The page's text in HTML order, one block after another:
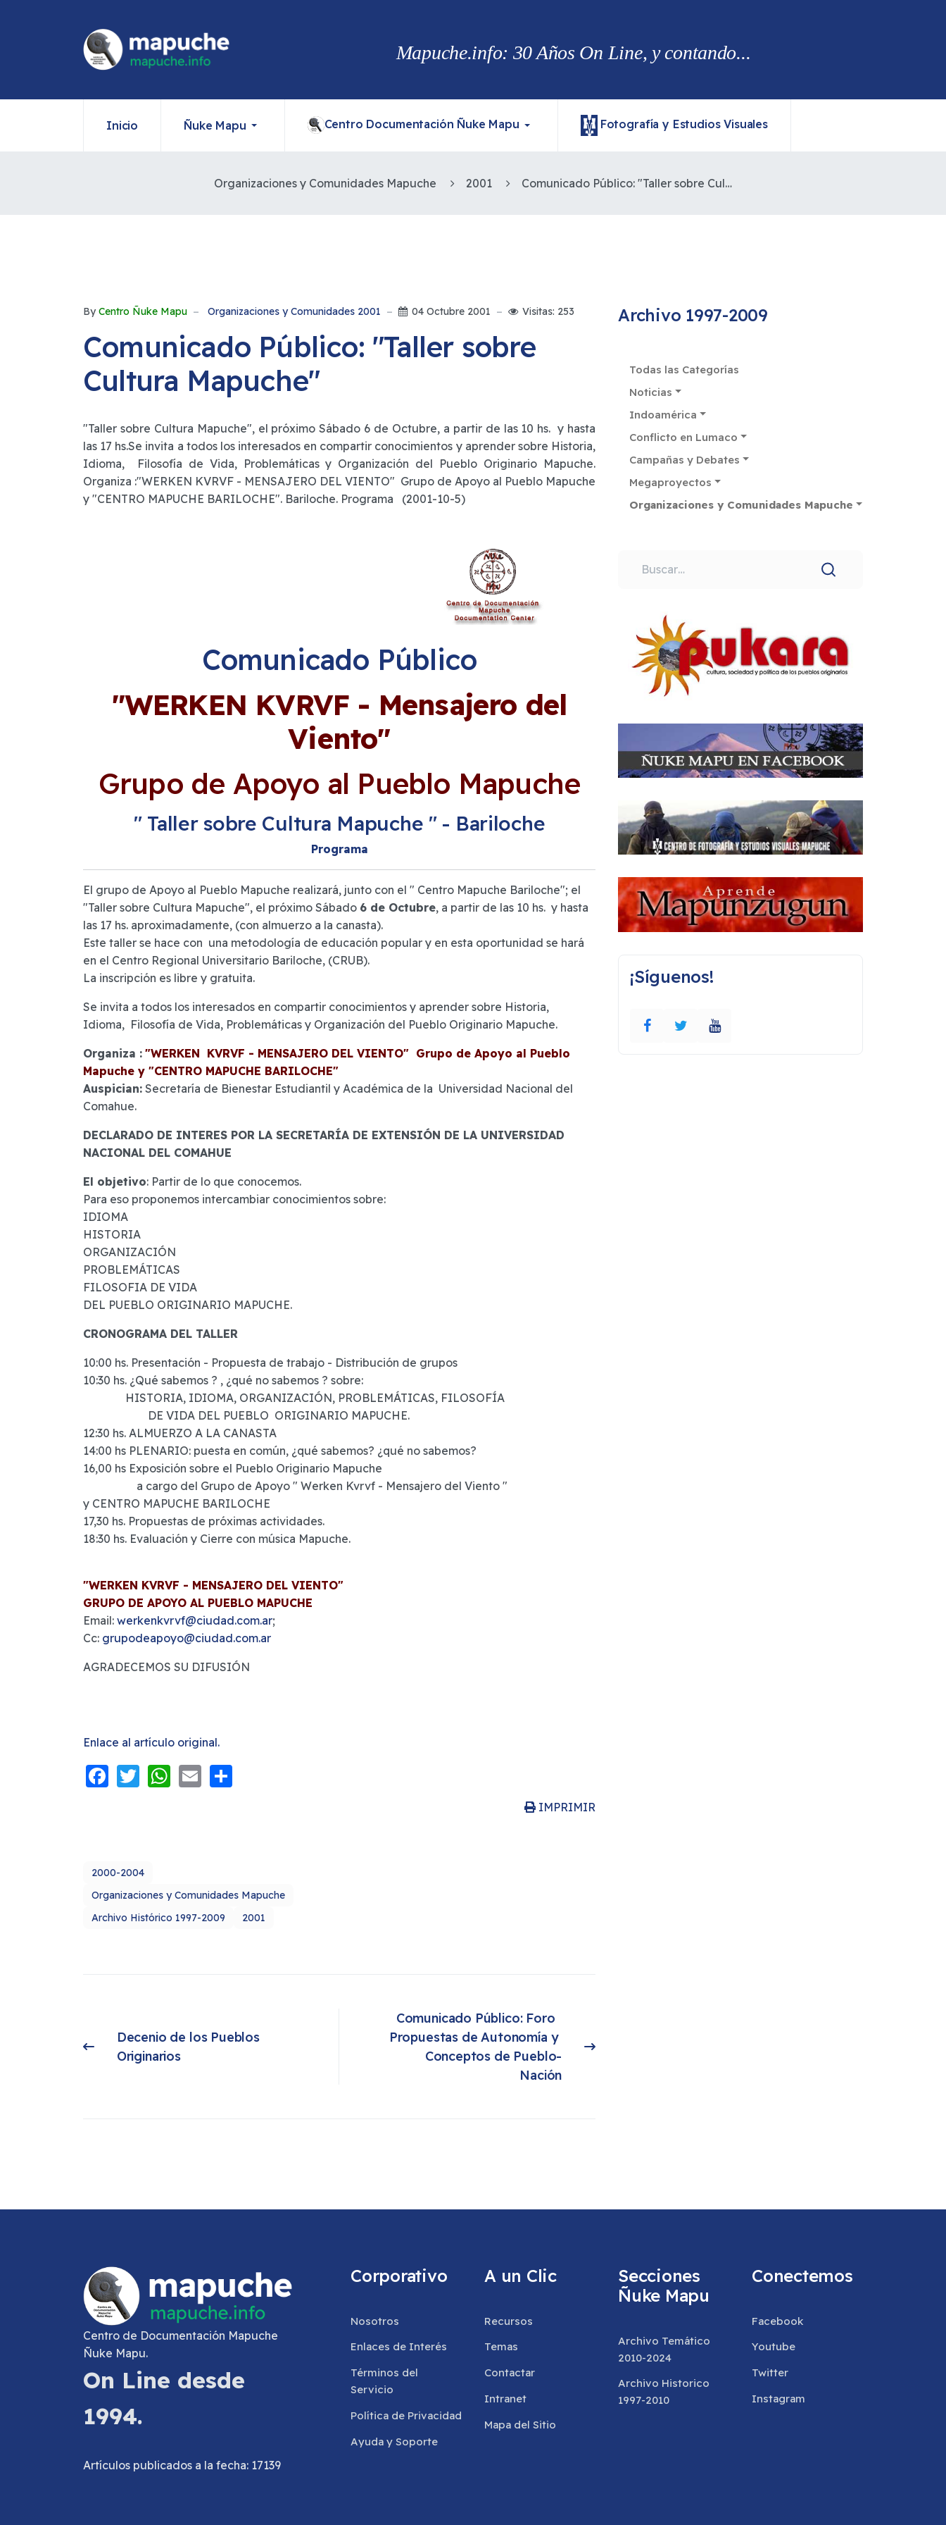
Mapuche.info: 30 Años On Line, y contando...
Inicio Ñuke Mapu Centro Documentación Ñuke Mapu Fotografía y Estudios Visuales
Organizaciones y Comunidades Mapuche 2001 Comunicado Público: "Taller sobre Cultura Mapuche"
By Centro Ñuke Mapu Organizaciones y Comunidades 2001 04 Octubre 2001 Visitas: 253
Comunicado Público: "Taller sobre
Cultura Mapuche"
"Taller sobre Cultura Mapuche", el próximo Sábado 6 de Octubre, a partir de las 10 hs. y hasta
las 17 hs.Se invita a todos los interesados en compartir conocimientos y aprender sobre Historia,
Idioma, Filosofía de Vida, Problemáticas y Organización del Pueblo Originario Mapuche.
Organiza :"WERKEN KVRVF - MENSAJERO DEL VIENTO" Grupo de Apoyo al Pueblo Mapuche
y "CENTRO MAPUCHE BARILOCHE". Bariloche. Programa (2001-10-5)
Comunicado Público
"WERKEN KVRVF - Mensajero del
Viento"
Grupo de Apoyo al Pueblo Mapuche
" Taller sobre Cultura Mapuche " - Bariloche
Programa
El grupo de Apoyo al Pueblo Mapuche realizará, junto con el " Centro Mapuche Bariloche"; el
"Taller sobre Cultura Mapuche", el próximo Sábado 6 de Octubre, a partir de las 10 hs. y hasta
las 17 hs. aproximadamente, (con almuerzo a la canasta).
Este taller se hace con una metodología de educación popular y en esta oportunidad se hará
en el Centro Regional Universitario Bariloche, (CRUB).
La inscripción es libre y gratuita.
Se invita a todos los interesados en compartir conocimientos y aprender sobre Historia,
Idioma, Filosofía de Vida, Problemáticas y Organización del Pueblo Originario Mapuche.
Organiza : "WERKEN KVRVF - MENSAJERO DEL VIENTO" Grupo de Apoyo al Pueblo
Mapuche y "CENTRO MAPUCHE BARILOCHE"
Auspician: Secretaría de Bienestar Estudiantil y Académica de la Universidad Nacional del
Comahue.
DECLARADO DE INTERES POR LA SECRETARÍA DE EXTENSIÓN DE LA UNIVERSIDAD
NACIONAL DEL COMAHUE
El objetivo: Partir de lo que conocemos.
Para eso proponemos intercambiar conocimientos sobre:
IDIOMA
HISTORIA
ORGANIZACIÓN
PROBLEMÁTICAS
FILOSOFIA DE VIDA
DEL PUEBLO ORIGINARIO MAPUCHE.
CRONOGRAMA DEL TALLER
10:00 hs. Presentación - Propuesta de trabajo - Distribución de grupos
10:30 hs. ¿Qué sabemos ? , ¿qué no sabemos ? sobre:
HISTORIA, IDIOMA, ORGANIZACIÓN, PROBLEMÁTICAS, FILOSOFÍA
DE VIDA DEL PUEBLO ORIGINARIO MAPUCHE.
12:30 hs. ALMUERZO A LA CANASTA
14:00 hs PLENARIO: puesta en común, ¿qué sabemos? ¿qué no sabemos?
16,00 hs Exposición sobre el Pueblo Originario Mapuche
a cargo del Grupo de Apoyo " Werken Kvrvf - Mensajero del Viento "
y CENTRO MAPUCHE BARILOCHE
17,30 hs. Propuestas de próximas actividades.
18:30 hs. Evaluación y Cierre con música Mapuche.
"WERKEN KVRVF - MENSAJERO DEL VIENTO"
GRUPO DE APOYO AL PUEBLO MAPUCHE
Email: werkenkvrvf@ciudad.com.ar;
Cc: grupodeapoyo@ciudad.com.ar
AGRADECEMOS SU DIFUSIÓN
Enlace al artículo original.
Facebook
Twitter
WhatsApp
Email
IMPRIMIR
2000-2004
Organizaciones y Comunidades Mapuche
Archivo Histórico 1997-2009
2001
Decenio de los Pueblos
Originarios
Comunicado Público: Foro
Propuestas de Autonomía y
Conceptos de Pueblo-
Nación
Archivo 1997-2009
Todas las Categorías
Noticias
Indoamérica
Conflicto en Lumaco
Campañas y Debates
Megaproyectos
Organizaciones y Comunidades Mapuche
Buscar
¡Síguenos!
Centro de Documentación Mapuche
Ñuke Mapu.
On Line desde
1994.
Artículos publicados a la fecha: 17139
Corporativo
Nosotros
Enlaces de Interés
Términos del
Servicio
Política de Privacidad
Ayuda y Soporte
A un Clic
Recursos
Temas
Contactar
Intranet
Mapa del Sitio
Secciones
Ñuke Mapu
Archivo Temático
2010-2024
Archivo Historico
1997-2010
Conectemos
Facebook
Youtube
Twitter
Instagram